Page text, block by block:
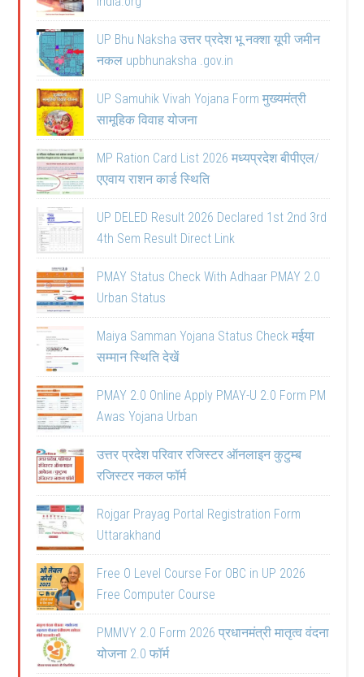
UP Bhu Naksha उत्तर प्रदेश भू नक्शा यूपी जमीन
नकल upbhunaksha .gov.in
UP Samuhik Vivah Yojana Form मुख्यमंत्री
सामूहिक विवाह योजना
MP Ration Card List 2026 मध्यप्रदेश बीपीएल/
एएवाय राशन कार्ड स्थिति
UP DELED Result 2026 Declared 1st 2nd 3rd
4th Sem Result Direct Link
PMAY Status Check With Adhaar PMAY 2.0
Urban Status
Maiya Samman Yojana Status Check मईया
सम्मान स्थिति देखें
PMAY 2.0 Online Apply PMAY-U 2.0 Form PM
Awas Yojana Urban
उत्तर प्रदेश परिवार रजिस्टर ऑनलाइन कुटुम्ब
रजिस्टर नकल फॉर्म
Rojgar Prayag Portal Registration Form
Uttarakhand
Free O Level Course For OBC in UP 2026
Free Computer Course
PMMVY 2.0 Form 2026 प्रधानमंत्री मातृत्व वंदना
योजना 2.0 फॉर्म